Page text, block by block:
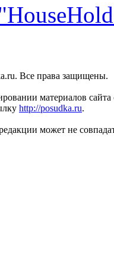
Все права защищены.
материалов сайта
http://posudka.ru.
может не